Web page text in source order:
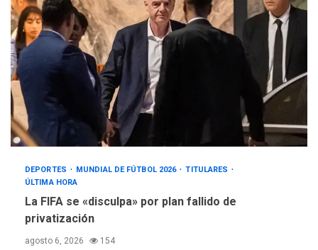
DEPORTES MUNDIAL DE FÚTBOL 2026
TITULARES
ÚLTIMA HORA
La FIFA se «disculpa» por plan fallido de
privatización
agosto 6, 2026 154